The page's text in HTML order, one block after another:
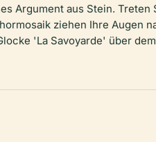
Argument aus Stein. Treten
ziehen Ihre Augen
'La Savoyarde' über